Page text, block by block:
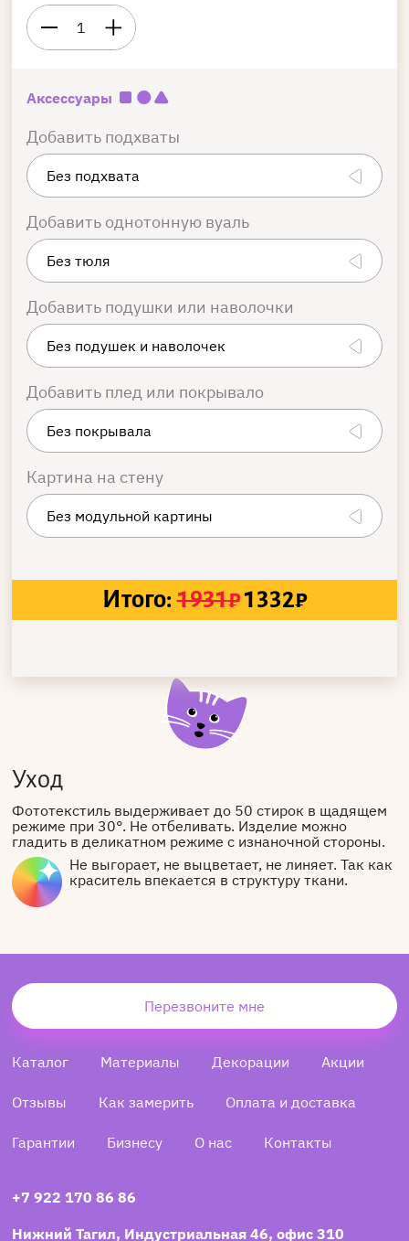
1
Аксессуары
Добавить подхваты
Добавить однотонную вуаль
Добавить подушки или наволочки
Добавить плед или покрывало
Картина на стену
Итого: 1931₽1332₽
Уход
Фототекстиль выдерживает до 50 стирок в щадящем
режиме при 30°. Не отбеливать. Изделие можно
гладить в деликатном режиме с изнаночной стороны.
Не выгорает, не выцветает, не линяет. Так как
краситель впекается в структуру ткани.
Перезвоните мне
Каталог Материалы Декорации Акции
Отзывы Как замерить Оплата и доставка
Гарантии Бизнесу О нас Контакты
+7 922 170 86 86
Нижний Тагил, Индустриальная 46, офис 310